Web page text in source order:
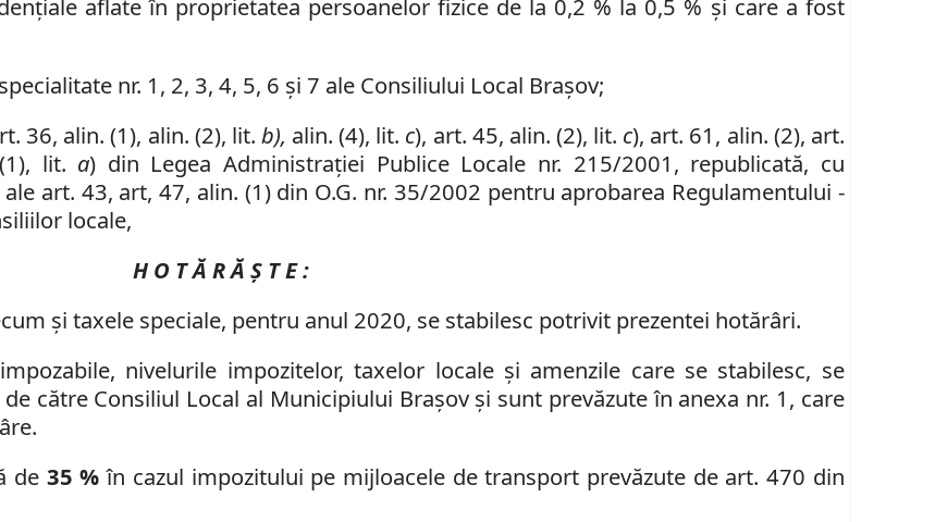
aflate în proprietatea persoanelor fizice de la 0,2 % la 0,5 % și care a fost
nr. 1, 2, 3, 4, 5, 6 şi 7 ale Consiliului Local Braşov;
36, alin. (1), alin. (2), lit. b), alin. (4), lit. c), art. 45, alin. (2), lit. c), art. 61, alin. (2), art.
lit. a) din Legea Administraţiei Publice Locale nr. 215/2001, republicată, cu
art. 43, art, 47, alin. (1) din O.G. nr. 35/2002 pentru aprobarea Regulamentului -
locale,
H O T Ă R Ă Ş T E :
şi taxele speciale, pentru anul 2020, se stabilesc potrivit prezentei hotărâri.
nivelurile impozitelor, taxelor locale şi amenzile care se stabilesc, se
către Consiliul Local al Municipiului Braşov şi sunt prevăzute în anexa nr. 1, care
.
de 35 % în cazul impozitului pe mijloacele de transport prevăzute de art. 470 din